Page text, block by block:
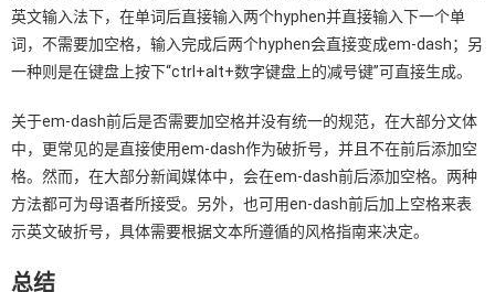
英文输入法下，在单词后直接输入两个hyphen并直接输入下一个单
词，不需要加空格，输入完成后两个hyphen会直接变成em-dash；另
一种则是在键盘上按下“ctrl+alt+数字键盘上的减号键”可直接生成。
关于em-dash前后是否需要加空格并没有统一的规范，在大部分文体
中，更常见的是直接使用em-dash作为破折号，并且不在前后添加空
格。然而，在大部分新闻媒体中，会在em-dash前后添加空格。两种
方法都可为母语者所接受。另外，也可用en-dash前后加上空格来表
示英文破折号，具体需要根据文本所遵循的风格指南来决定。
总结